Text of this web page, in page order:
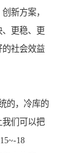
新方案，
更稳、更
的社会效益
的，冷库的
我们可以把
18